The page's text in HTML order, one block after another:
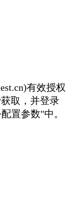
有效授权
取，并登录
置参数"中。